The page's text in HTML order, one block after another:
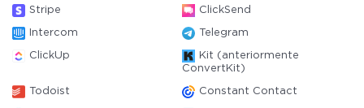
Stripe ClickSend
Intercom Telegram
ClickUp
Kit (anteriormente
ConvertKit)
Todoist Constant Contact